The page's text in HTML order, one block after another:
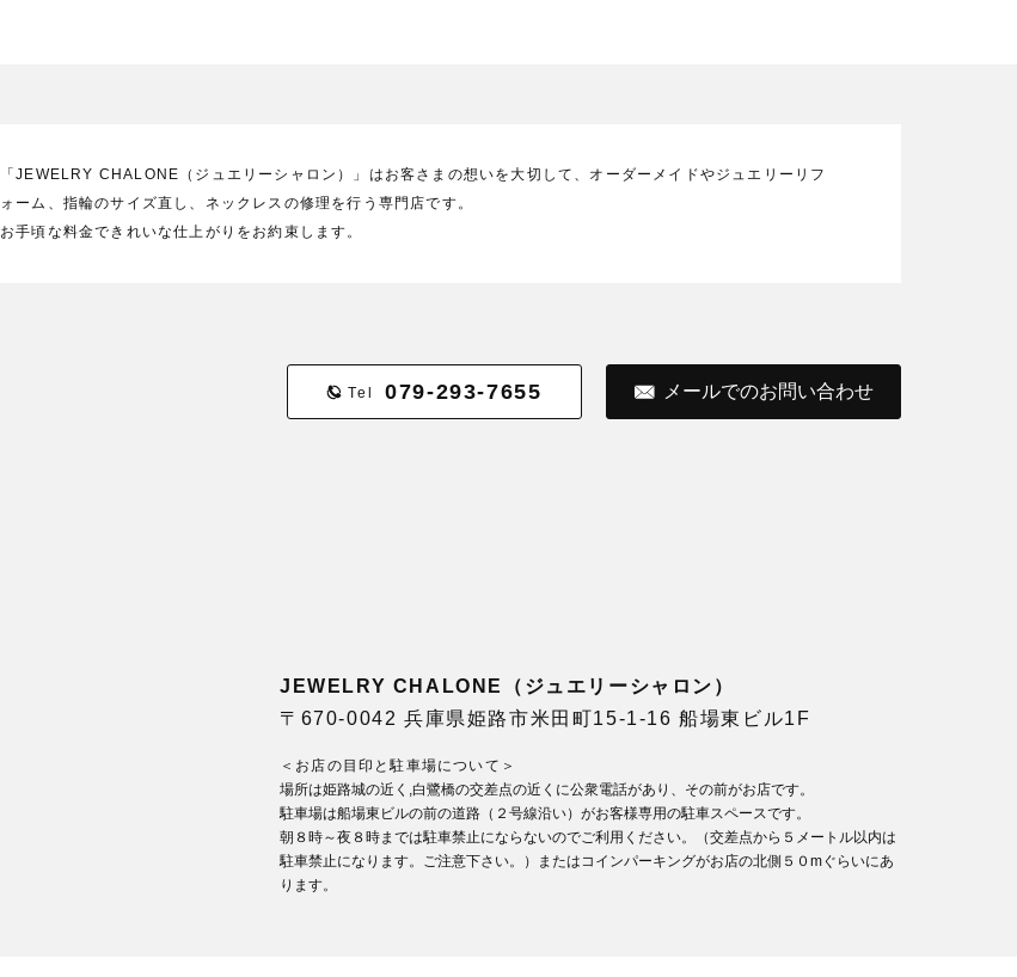
「JEWELRY CHALONE（ジュエリーシャロン）」はお客さまの想いを大切して、オーダーメイドやジュエリーリフ
ォーム、指輪のサイズ直し、ネックレスの修理を行う専門店です。
お手頃な料金できれいな仕上がりをお約束します。
Tel 079-293-7655 メールでのお問い合わせ
JEWELRY CHALONE（ジュエリーシャロン）
〒670-0042 兵庫県姫路市米田町15-1-16 船場東ビル1F
＜お店の目印と駐車場について＞
場所は姫路城の近く,白鷺橋の交差点の近くに公衆電話があり、その前がお店です。
駐車場は船場東ビルの前の道路（２号線沿い）がお客様専用の駐車スペースです。
朝８時～夜８時までは駐車禁止にならないのでご利用ください。（交差点から５メートル以内は
駐車禁止になります。ご注意下さい。）またはコインパーキングがお店の北側５０mぐらいにあ
ります。